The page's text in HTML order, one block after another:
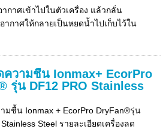
กาศเข้าไปในตัวเครื่อง แล้วกลั่น
ากาศให้กลายเป็นหยดน้ำไปเก็บไว้ใน
ความชื้น Ionmax+ EcorPro
รุ่น DF12 PRO Stainless
มชื้น Ionmax + EcorPro DryFan®รุ่น
Steel รายละเอียดเครื่องลด